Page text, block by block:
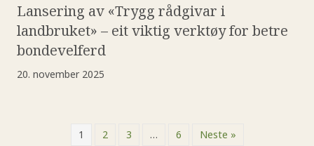
Lansering av «Trygg rådgivar i
landbruket» – eit viktig verktøy for betre
bondevelferd
20. november 2025
1 2 3 … 6 Neste »